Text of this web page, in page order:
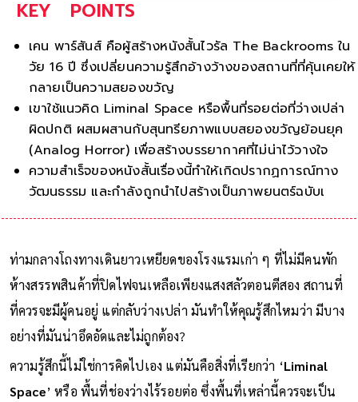
KEY POINTS
เคน พาร์สันส์ คือผู้สร้างหนังสั้นไวรัล The Backrooms ใน
วัย 16 ปี ซึ่งเปลี่ยนความรู้สึกอ้างว้างของสถานที่ที่คุ้นเคยให้
กลายเป็นความสยองขวัญ
เขาใช้แนวคิด Liminal Space หรือพื้นที่รอยต่อที่ว่างเปล่า
ผิดปกติ ผสมผสานกับสุนทรียภาพแบบสยองขวัญย้อนยุค
(Analog Horror) เพื่อสร้างบรรยากาศที่ไม่น่าไว้วางใจ
ความสำเร็จของหนังสั้นเรื่องนี้ทำให้เกิดปรากฏการณ์ทาง
วัฒนธรรม และกำลังถูกนำไปสร้างเป็นภาพยนตร์ฉบับเต็ม
ท่ามกลางโถงทางเดินยาวเหยียดของโรงแรมเก่า ๆ ที่ไม่มีคนพัก
ห้างสรรพสินค้าที่ปิดไฟจนเหลือเพียงแสงสลัวตอนตีสอง สถานที่
ที่ควรจะมีผู้คนอยู่ แต่กลับว่างเปล่า มันทำให้คุณรู้สึกไหมว่า มีบาง
อย่างที่มันน่าอึดอัดและไม่ถูกต้อง?
ความรู้สึกนี้ไม่ใช่การคิดไปเอง แต่มันคือสิ่งที่เรียกว่า ‘Liminal